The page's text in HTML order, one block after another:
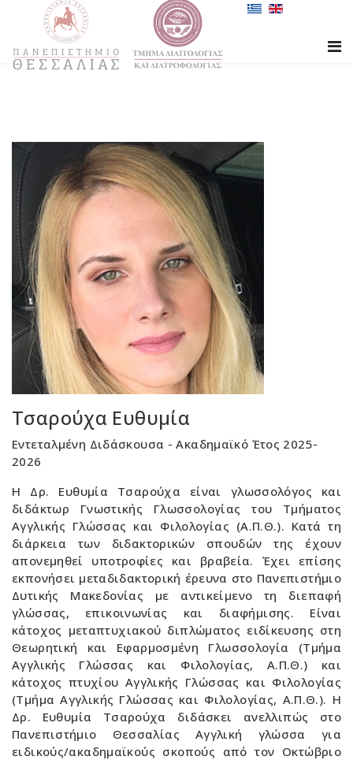
Τσαρούχα Ευθυμία
Εντεταλμένη Διδάσκουσα - Ακαδημαϊκό Έτος 2025-
2026
Η Δρ. Ευθυμία Τσαρούχα είναι γλωσσολόγος και
διδάκτωρ Γνωστικής Γλωσσολογίας του Τμήματος
Αγγλικής Γλώσσας και Φιλολογίας (Α.Π.Θ.). Κατά τη
διάρκεια των διδακτορικών σπουδών της έχουν
απονεμηθεί υποτροφίες και βραβεία. Έχει επίσης
εκπονήσει μεταδιδακτορική έρευνα στο Πανεπιστήμιο
Δυτικής Μακεδονίας με αντικείμενο τη διεπαφή
γλώσσας, επικοινωνίας και διαφήμισης. Είναι
κάτοχος μεταπτυχιακού διπλώματος ειδίκευσης στη
Θεωρητική και Εφαρμοσμένη Γλωσσολογία (Τμήμα
Αγγλικής Γλώσσας και Φιλολογίας, Α.Π.Θ.) και
κάτοχος πτυχίου Αγγλικής Γλώσσας και Φιλολογίας
(Τμήμα Αγγλικής Γλώσσας και Φιλολογίας, Α.Π.Θ.). Η
Δρ. Ευθυμία Τσαρούχα διδάσκει ανελλιπώς στο
Πανεπιστήμιο Θεσσαλίας Αγγλική γλώσσα για
ειδικούς/ακαδημαϊκούς σκοπούς από τον Οκτώβριο